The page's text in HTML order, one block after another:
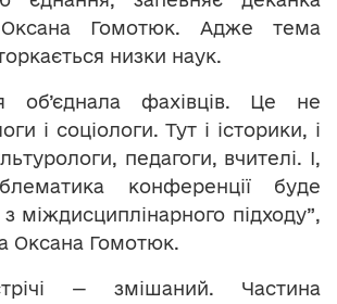
Оксана Гомотюк. Адже тема
низки наук.
об’єднала фахівців. Це не
і соціологи. Тут і історики, і
педагоги, вчителі. І,
конференції буде
міждисциплінарного підходу”,
Оксана Гомотюк.
— змішаний. Частина